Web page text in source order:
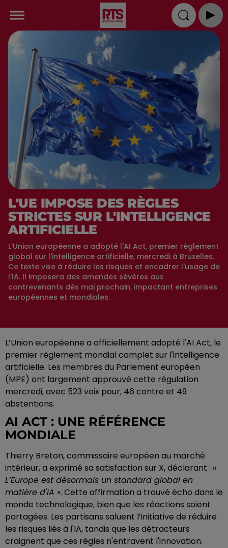
L'UE IMPOSE DES RÈGLES
STRICTES SUR L'INTELLIGENCE
ARTIFICIELLE
L'Union européenne a adopté l'AI Act, premier règlement
global sur l'intelligence artificielle, mercredi à Bruxelles.
Ce texte vise à réduire les risques et encadrer l'usage de
l'IA. Il imposera des amendes sévères aux
contrevenants dès mai prochain, impactant entreprises
européennes et mondiales.
L’Union européenne a officiellement adopté l'AI Act, le
premier règlement mondial complet sur l'intelligence
artificielle. Les membres du Parlement européen
(MPE) ont largement approuvé cette régulation
mercredi, avec 523 voix pour, 46 contre et 49
abstentions.
AI ACT : UNE RÉFÉRENCE
MONDIALE
Thierry Breton, commissaire européen au marché
intérieur, a exprimé sa satisfaction sur X, déclarant : «
L’Europe est désormais un standard global en
matière d'IA ». Cette affirmation a trouvé écho dans le
monde technologique, bien que les réactions soient
partagées. Les partisans saluent l’initiative de réduire
les risques liés à l'IA, tandis que les détracteurs
craignent que ces règles n'entravent l'innovation.